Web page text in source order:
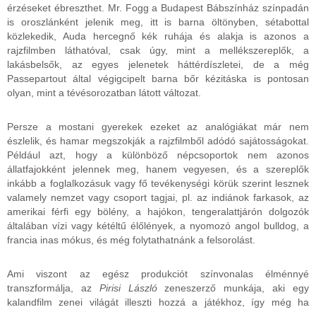
érzéseket ébreszthet. Mr. Fogg a Budapest Bábszínház színpadán
is oroszlánként jelenik meg, itt is barna öltönyben, sétabottal
közlekedik, Auda hercegnő kék ruhája és alakja is azonos a
rajzfilmben láthatóval, csak úgy, mint a mellékszereplők, a
lakásbelsők, az egyes jelenetek háttérdíszletei, de a még
Passepartout által végigcipelt barna bőr kézitáska is pontosan
olyan, mint a tévésorozatban látott változat.
Persze a mostani gyerekek ezeket az analógiákat már nem
észlelik, és hamar megszokják a rajzfilmből adódó sajátosságokat.
Például azt, hogy a különböző népcsoportok nem azonos
állatfajokként jelennek meg, hanem vegyesen, és a szereplők
inkább a foglalkozásuk vagy fő tevékenységi körük szerint lesznek
valamely nemzet vagy csoport tagjai, pl. az indiánok farkasok, az
amerikai férfi egy bölény, a hajókon, tengeralattjárón dolgozók
általában vízi vagy kétéltű élőlények, a nyomozó angol bulldog, a
francia inas mókus, és még folytathatnánk a felsorolást.
Ami viszont az egész produkciót színvonalas élménnyé
transzformálja, az Pirisi Lászlózeneszerző munkája, aki egy
kalandfilm zenei világát illeszti hozzá a játékhoz, így még ha